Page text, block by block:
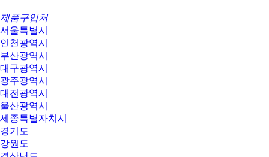
제품구입처
서울특별시
인천광역시
부산광역시
대구광역시
광주광역시
대전광역시
울산광역시
세종특별자치시
경기도
강원도